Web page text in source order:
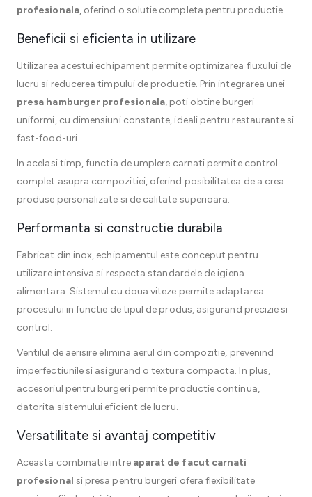
profesionala, oferind o solutie completa pentru productie.
Beneficii si eficienta in utilizare
Utilizarea acestui echipament permite optimizarea fluxului de
lucru si reducerea timpului de productie. Prin integrarea unei
presa hamburger profesionala, poti obtine burgeri
uniformi, cu dimensiuni constante, ideali pentru restaurante si
fast-food-uri.
In acelasi timp, functia de umplere carnati permite control
complet asupra compozitiei, oferind posibilitatea de a crea
produse personalizate si de calitate superioara.
Performanta si constructie durabila
Fabricat din inox, echipamentul este conceput pentru
utilizare intensiva si respecta standardele de igiena
alimentara. Sistemul cu doua viteze permite adaptarea
procesului in functie de tipul de produs, asigurand precizie si
control.
Ventilul de aerisire elimina aerul din compozitie, prevenind
imperfectiunile si asigurand o textura compacta. In plus,
accesoriul pentru burgeri permite productie continua,
datorita sistemului eficient de lucru.
Versatilitate si avantaj competitiv
Aceasta combinatie intre aparat de facut carnati
profesional si presa pentru burgeri ofera flexibilitate